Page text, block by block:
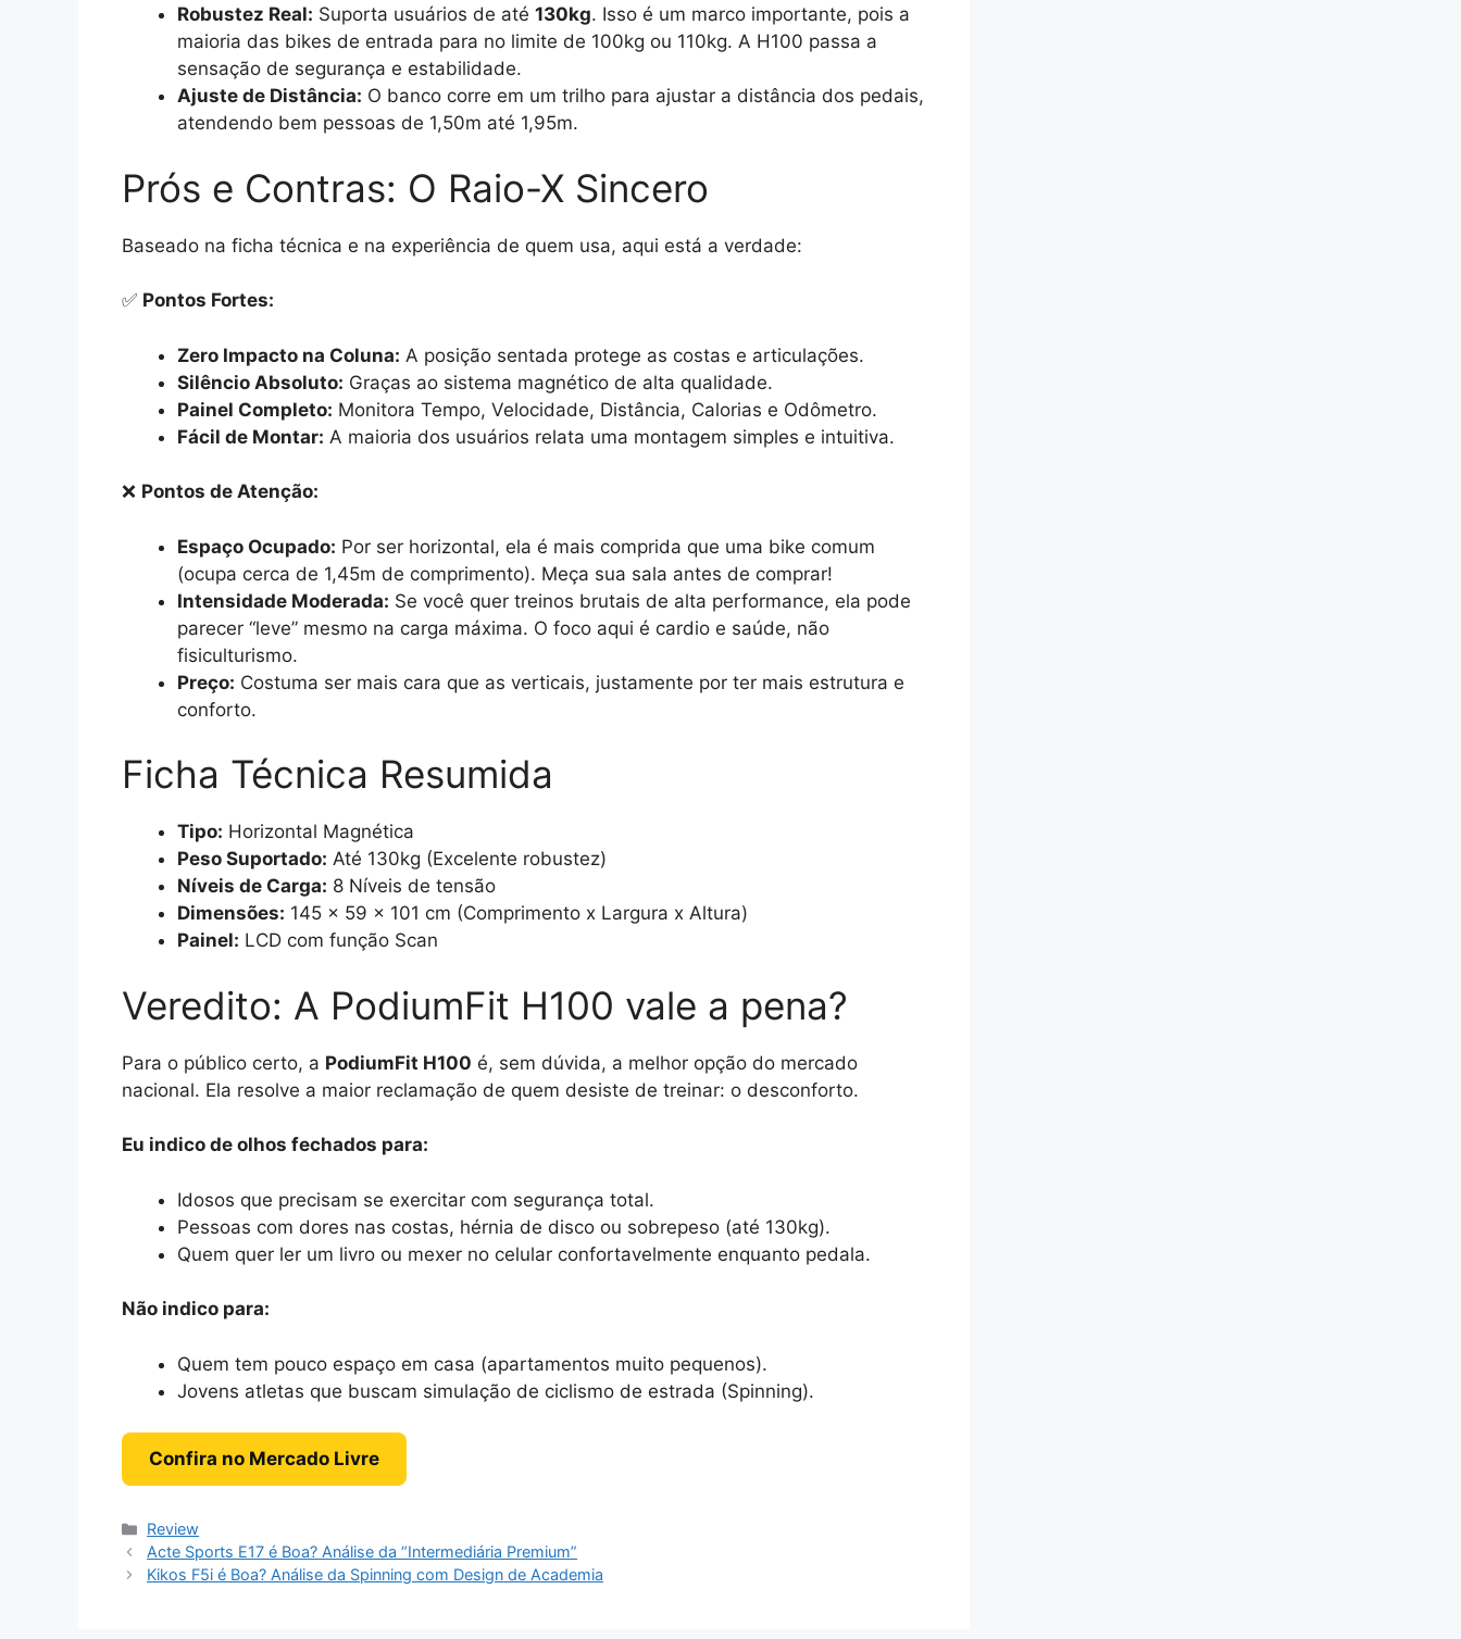
Robustez Real: Suporta usuários de até 130kg. Isso é um marco importante, pois a
maioria das bikes de entrada para no limite de 100kg ou 110kg. A H100 passa a
sensação de segurança e estabilidade.
Ajuste de Distância: O banco corre em um trilho para ajustar a distância dos pedais,
atendendo bem pessoas de 1,50m até 1,95m.
Prós e Contras: O Raio-X Sincero
Baseado na ficha técnica e na experiência de quem usa, aqui está a verdade:
✅ Pontos Fortes:
Zero Impacto na Coluna: A posição sentada protege as costas e articulações.
Silêncio Absoluto: Graças ao sistema magnético de alta qualidade.
Painel Completo: Monitora Tempo, Velocidade, Distância, Calorias e Odômetro.
Fácil de Montar: A maioria dos usuários relata uma montagem simples e intuitiva.
❌ Pontos de Atenção:
Espaço Ocupado: Por ser horizontal, ela é mais comprida que uma bike comum
(ocupa cerca de 1,45m de comprimento). Meça sua sala antes de comprar!
Intensidade Moderada: Se você quer treinos brutais de alta performance, ela pode
parecer “leve” mesmo na carga máxima. O foco aqui é cardio e saúde, não
fisiculturismo.
Preço: Costuma ser mais cara que as verticais, justamente por ter mais estrutura e
conforto.
Ficha Técnica Resumida
Tipo: Horizontal Magnética
Peso Suportado: Até 130kg (Excelente robustez)
Níveis de Carga: 8 Níveis de tensão
Dimensões: 145 x 59 x 101 cm (Comprimento x Largura x Altura)
Painel: LCD com função Scan
Veredito: A PodiumFit H100 vale a pena?
Para o público certo, a PodiumFit H100 é, sem dúvida, a melhor opção do mercado
nacional. Ela resolve a maior reclamação de quem desiste de treinar: o desconforto.
Eu indico de olhos fechados para:
Idosos que precisam se exercitar com segurança total.
Pessoas com dores nas costas, hérnia de disco ou sobrepeso (até 130kg).
Quem quer ler um livro ou mexer no celular confortavelmente enquanto pedala.
Não indico para:
Quem tem pouco espaço em casa (apartamentos muito pequenos).
Jovens atletas que buscam simulação de ciclismo de estrada (Spinning).
Confira no Mercado Livre
Categorias
Review
Acte Sports E17 é Boa? Análise da “Intermediária Premium”
Kikos F5i é Boa? Análise da Spinning com Design de Academia